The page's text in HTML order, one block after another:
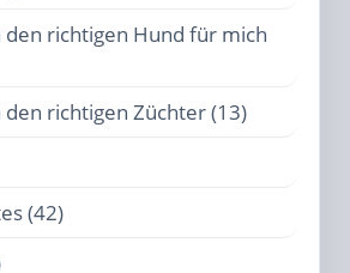
den richtigen Hund für mich
richtigen Züchter (13)
(42)